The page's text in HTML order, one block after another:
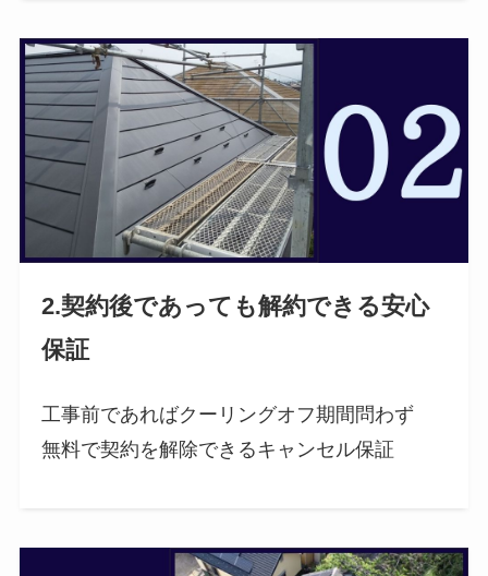
2.契約後であっても解約できる安心
保証
工事前であればクーリングオフ期間問わず
無料で契約を解除できるキャンセル保証